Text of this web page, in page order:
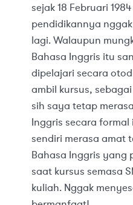
sejak 18 Februari
pendidikannya
lagi. Walaupun
Bahasa Inggris itu
dipelajari secara
ambil kursus,
sih saya tetap
Inggris secara
sendiri merasa amat
Bahasa Inggris yang
saat kursus semasa
kuliah. Nggak